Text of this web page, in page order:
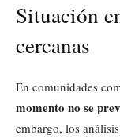
Situación
cercanas
En comunidades
momento no se
embargo, los